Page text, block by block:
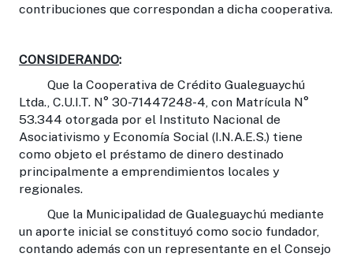
contribuciones que correspondan a dicha cooperativa.
CONSIDERANDO:
Que la Cooperativa de Crédito Gualeguaychú
Ltda., C.U.I.T. N° 30-71447248-4, con Matrícula N°
53.344 otorgada por el Instituto Nacional de
Asociativismo y Economía Social (I.N.A.E.S.) tiene
como objeto el préstamo de dinero destinado
principalmente a emprendimientos locales y
regionales.
Que la Municipalidad de Gualeguaychú mediante
un aporte inicial se constituyó como socio fundador,
contando además con un representante en el Consejo